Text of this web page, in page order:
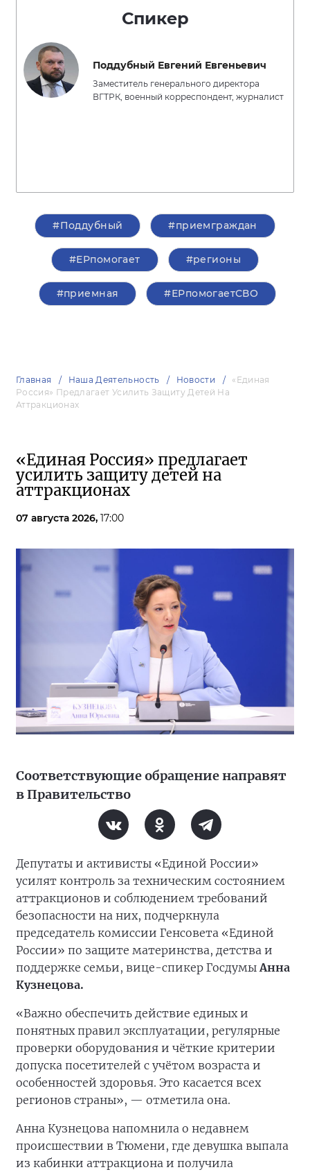
Спикер
Поддубный Евгений Евгеньевич
Заместитель генерального директора
ВГТРК, военный корреспондент, журналист
#Поддубный #приемграждан
#ЕРпомогает #регионы
#приемная #ЕРпомогаетСВО
Главная Наша Деятельность Новости
«Единая
Россия» Предлагает Усилить Защиту Детей На
Аттракционах
«Единая Россия» предлагает
усилить защиту детей на
аттракционах
07 августа 2026, 17:00
Соответствующие обращение направят
в Правительство
Депутаты и активисты «Единой России»
усилят контроль за техническим состоянием
аттракционов и соблюдением требований
безопасности на них, подчеркнула
председатель комиссии Генсовета «Единой
России» по защите материнства, детства и
поддержке семьи, вице-спикер Госдумы Анна
Кузнецова.
«Важно обеспечить действие единых и
понятных правил эксплуатации, регулярные
проверки оборудования и чёткие критерии
допуска посетителей с учётом возраста и
особенностей здоровья. Это касается всех
регионов страны», — отметила она.
Анна Кузнецова напомнила о недавнем
происшествии в Тюмени, где девушка выпала
из кабинки аттракциона и получила